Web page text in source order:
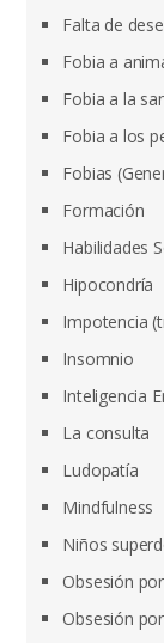
Falta de
Fobia a
Fobia a la
Fobia a los
Fobias
Formación
Habilidades
Hipocondría
Impotencia
Insomnio
Inteligencia
La consulta
Ludopatía
Mindfulness
Niños
Obsesión
Obsesión